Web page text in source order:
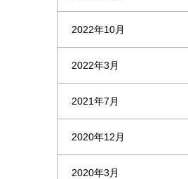
2022年10月
2022年3月
2021年7月
2020年12月
2020年3月